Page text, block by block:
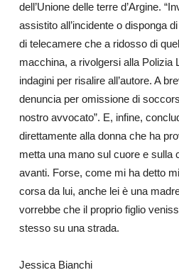
dell’Unione delle terre d’Argine.
assistito all’incidente o disponga
di telecamere che a ridosso di
macchina, a rivolgersi alla Polizia
indagini per risalire all’autore. A
denuncia per omissione di
nostro avvocato”. E, infine,
direttamente alla donna che ha
metta una mano sul cuore e sulla
avanti. Forse, come mi ha detto
corsa da lui, anche lei è una
vorrebbe che il proprio figlio
stesso su una strada.
Jessica Bianchi